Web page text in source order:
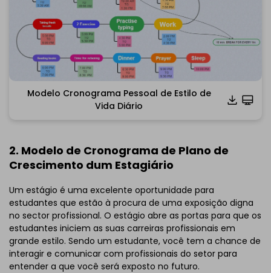
*O arquivoemmxnecessita ser aberto no EdrawMind.
Se você ainda não tem o EdrawMind, então, baixe o
EdrawMindgratuitamente
Você também pode experimentar o
EdrawMind Online
gratuitamente
Modelo Cronograma Pessoal de Estilo de
Vida Diário
2. Modelo de Cronograma de Plano de
Crescimento dum Estagiário
Um estágio é uma excelente oportunidade para
estudantes que estão à procura de uma exposição digna
no sector profissional. O estágio abre as portas para que os
estudantes iniciem as suas carreiras profissionais em
grande estilo. Sendo um estudante, você tem a chance de
interagir e comunicar com profissionais do setor para
entender a que você será exposto no futuro.